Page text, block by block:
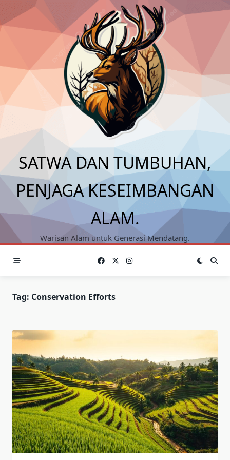
content
SATWA DAN TUMBUHAN,
PENJAGA KESEIMBANGAN
ALAM.
Warisan Alam untuk Generasi Mendatang.
Tag: Conservation Efforts